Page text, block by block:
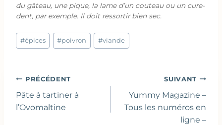
du gâteau, une pique, la lame d’un couteau ou un cure-
dent, par exemple. Il doit ressortir bien sec.
Étiquettes
de
#épices #poivron #viande
Navigation
de
l’article
PRÉCÉDENT
Pâte à tartiner à
l’Ovomaltine
SUIVANT
Yummy Magazine –
Tous les numéros en
ligne –